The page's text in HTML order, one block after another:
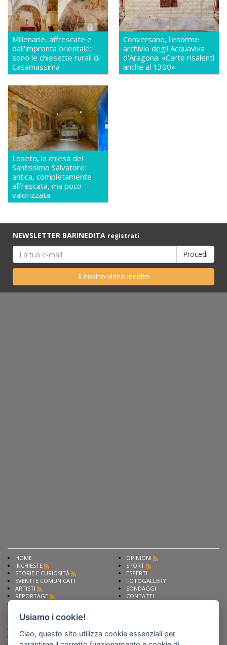
Millenarie, affrescate e
dall'impronta orientale:
sono le chiesette rurali di
Casamassima
Conversano, l'enorme
archivio degli Acquaviva
d'Aragona: «Carte risalenti
anche al 1300»
Loseto, la chiesa del
Santissimo Salvatore:
antica, completamente
affrescata, ma poco
valorizzata
NEWSLETTER BARINEDITA registrati
Il nostro video inedito
HOME
INCHIESTE
STORIE E CURIOSITÀ
EVENTI E COMUNICATI
ARTISTI
REPORTAGE
OPINIONI
SPORT
ESPERTI
FOTOGALLERY
SONDAGGI
CONTATTI
Chiedi ai nostri esperti
Scrivi alla redazione
Seguici su
Usiamo i cookie!
Ciao, questo sito utilizza cookie essenziali per